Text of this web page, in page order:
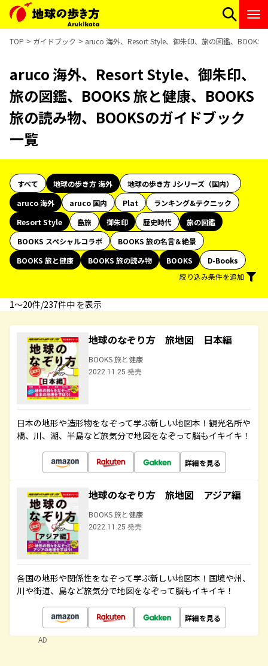
TOP ガイドブック aruco 海外、Resort Style、御朱印、旅の図鑑、BOOKS
aruco 海外、Resort Style、御朱印、
旅の図鑑、BOOKS 旅と健康、BOOKS
旅の読み物、BOOKSのガイドブック
一覧
すべて 地球の歩き方 海外
地球の歩き方 Jシリーズ（国内）
aruco 海外
aruco 国内 Plat
ランキング&テクニック
Resort Style
島旅 御朱印 歴史時代
旅の図鑑
BOOKS スペシャルコラボ
BOOKS 旅の名言＆絶景
BOOKS 旅と健康
BOOKS 旅の読み物 BOOKS
D-Books
絞り込み条件を追加
1〜20件/237件中 を表示
地球のなぞり方 旅地図 日本編
BOOKS 旅と健康
2022.11.25 発売
日本の地形や造形物をなぞって学ぶ新しい地図本！観光名所や
橋、川、湖、半島など旅気分で地図をなぞって脳もイキイキ！
詳細を見る
地球のなぞり方 旅地図 アジア編
BOOKS 旅と健康
2022.11.25 発売
各国の地形や関係性をなぞって学ぶ新しい地図本！国境や州、
川や街道、島など旅気分で地図をなぞって脳もイキイキ！
詳細を見る
AD